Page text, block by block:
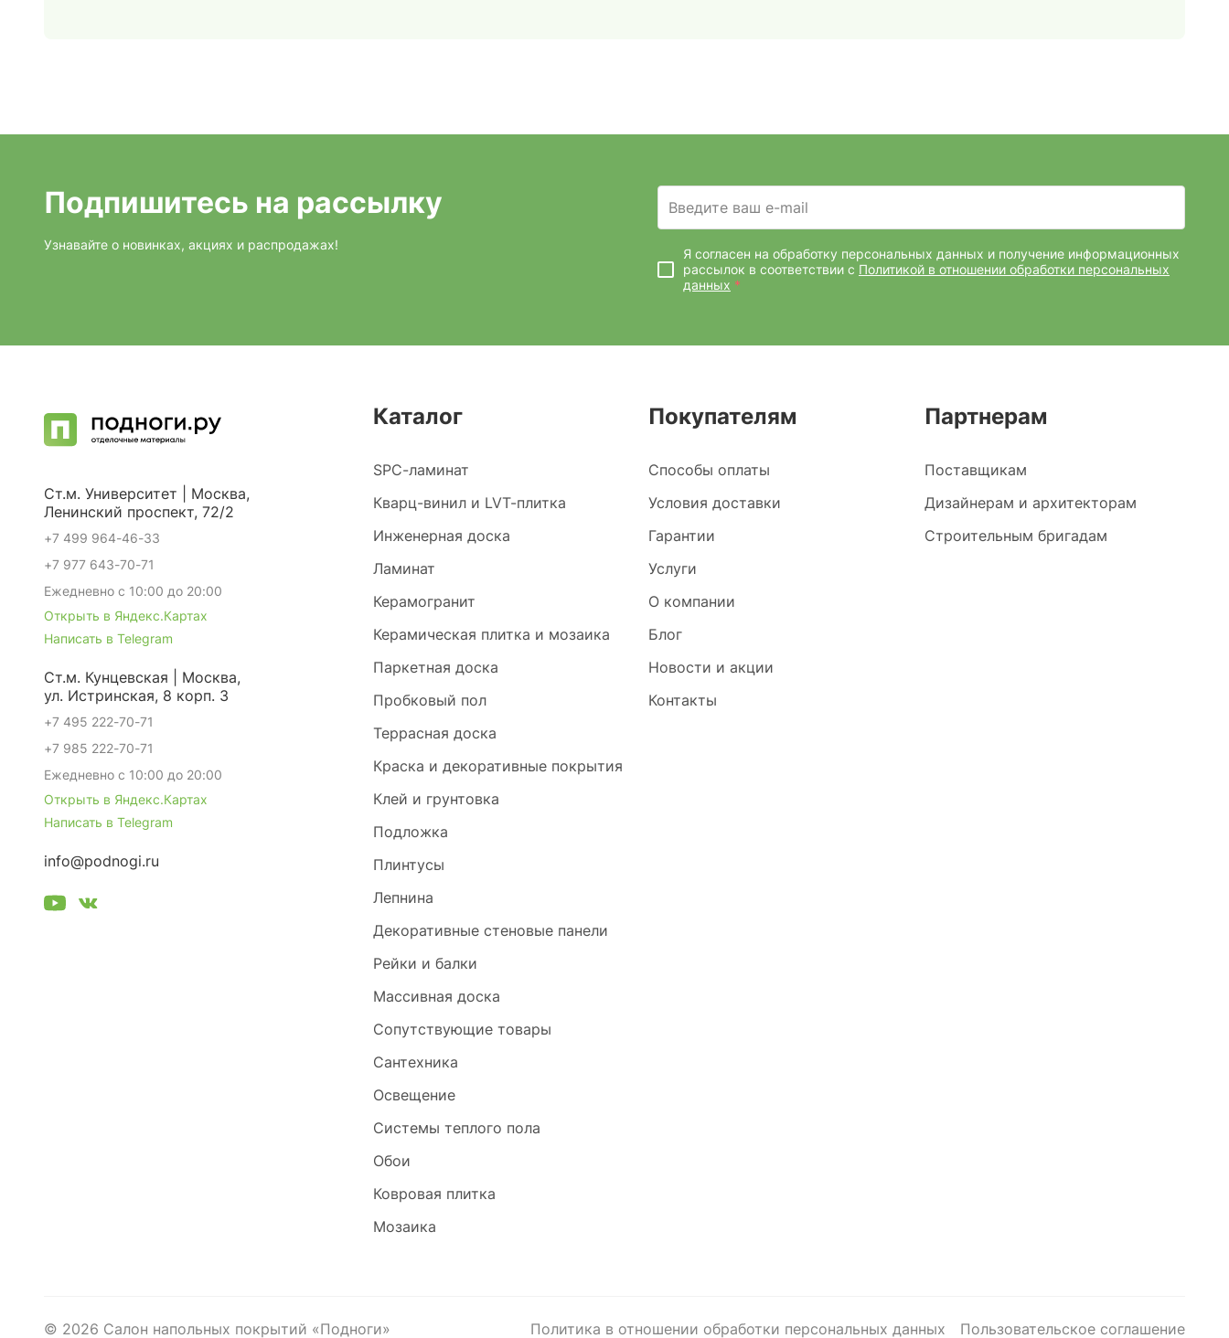
Подпишитесь на рассылку
Узнавайте о новинках, акциях и распродажах!
Введите ваш e-mail
Я согласен на обработку персональных данных и получение информационных
рассылок в соответствии с Политикой в отношении обработки персональных
данных *
Каталог
SPC-ламинат
Кварц-винил и LVT-плитка
Инженерная доска
Ламинат
Керамогранит
Керамическая плитка и мозаика
Паркетная доска
Пробковый пол
Террасная доска
Краска и декоративные покрытия
Клей и грунтовка
Подложка
Плинтусы
Лепнина
Декоративные стеновые панели
Рейки и балки
Массивная доска
Сопутствующие товары
Сантехника
Освещение
Системы теплого пола
Обои
Ковровая плитка
Мозаика
Покупателям
Способы оплаты
Условия доставки
Гарантии
Услуги
О компании
Блог
Новости и акции
Контакты
Партнерам
Поставщикам
Дизайнерам и архитекторам
Строительным бригадам
Ст.м. Университет | Москва,
Ленинский проспект, 72/2
+7 499 964-46-33
+7 977 643-70-71
Ежедневно с 10:00 до 20:00
Открыть в Яндекс.Картах
Написать в Telegram
Ст.м. Кунцевская | Москва,
ул. Истринская, 8 корп. 3
+7 495 222-70-71
+7 985 222-70-71
Ежедневно с 10:00 до 20:00
Открыть в Яндекс.Картах
Написать в Telegram
info@podnogi.ru
© 2026 Салон напольных покрытий «Подноги» Политика в отношении обработки персональных данных Пользовательское соглашение